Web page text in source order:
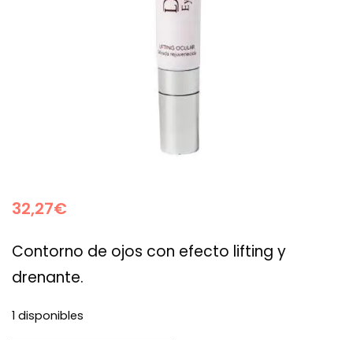
32,27€
Contorno de ojos con efecto lifting y
drenante.
1 disponibles